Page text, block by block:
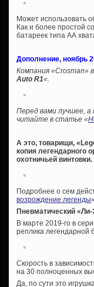
Может использовать
Как и более простой
батареек типа АА
Дополнение, ноябрь
Компания «Crosman»
Auto R1«.
Перед вами лучшее,
читайте в статье «
А это, товарищи,
копия легендарного
охотничьей винтовки.
Подробнее о сем
возрождение легенды«.
Пневматический
В марте 2019-го в
реплика легендарной
Скорость в
на 30 полноценных
Да, по сути это